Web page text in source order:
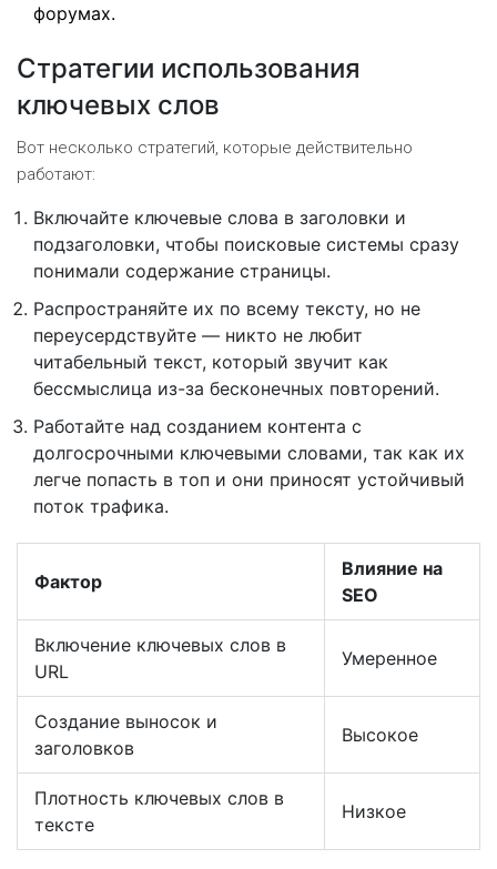
форумах.
Стратегии использования
ключевых слов
Вот несколько стратегий, которые действительно
работают:
Включайте ключевые слова в заголовки и
подзаголовки, чтобы поисковые системы сразу
понимали содержание страницы.
Распространяйте их по всему тексту, но не
переусердствуйте — никто не любит
читабельный текст, который звучит как
бессмыслица из-за бесконечных повторений.
Работайте над созданием контента с
долгосрочными ключевыми словами, так как их
легче попасть в топ и они приносят устойчивый
поток трафика.
Фактор
Влияние на
SEO
Включение ключевых слов в
URL
Умеренное
Создание выносок и
заголовков
Высокое
Плотность ключевых слов в
тексте
Низкое